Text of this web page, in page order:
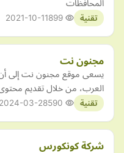
المحافظات
تقنية 2021-10-11
مجنون نت
يسعى موقع مجنون نت إلى أن
العرب، من خلال تقديم
تقنية 2024-03-28
شركة كونكورس